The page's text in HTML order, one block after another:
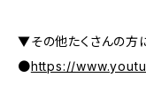
▼その他たくさんの方
●https://